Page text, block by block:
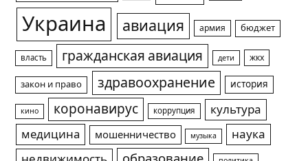
Украина авиация армия бюджет
власть гражданская авиация дети жкх
закон и право здравоохранение история
кино коронавирус коррупция
культура
медицина
мошенничество музыка
наука